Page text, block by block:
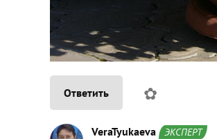
Ответить ✿
VeraTyukaeva ЭКСПЕРТ